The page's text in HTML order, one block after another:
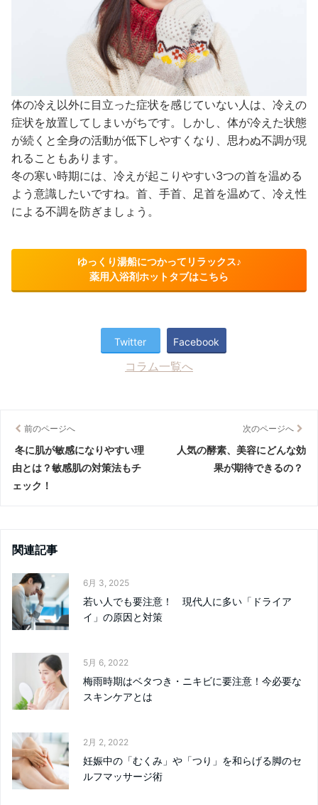
体の冷え以外に目立った症状を感じていない人は、冷えの
症状を放置してしまいがちです。しかし、体が冷えた状態
が続くと全身の活動が低下しやすくなり、思わぬ不調が現
れることもあります。
冬の寒い時期には、冷えが起こりやすい3つの首を温める
よう意識したいですね。首、手首、足首を温めて、冷え性
による不調を防ぎましょう。
ゆっくり湯船につかってリラックス♪
薬用入浴剤ホットタブはこちら
Twitter Facebook
コラム一覧へ
前のページへ
冬に肌が敏感になりやすい理
由とは？敏感肌の対策法もチ
ェック！
次のページへ
人気の酵素、美容にどんな効
果が期待できるの？
関連記事
6月 3, 2025
若い人でも要注意！ 現代人に多い「ドライア
イ」の原因と対策
5月 6, 2022
梅雨時期はベタつき・ニキビに要注意！今必要な
スキンケアとは
2月 2, 2022
妊娠中の「むくみ」や「つり」を和らげる脚のセ
ルフマッサージ術